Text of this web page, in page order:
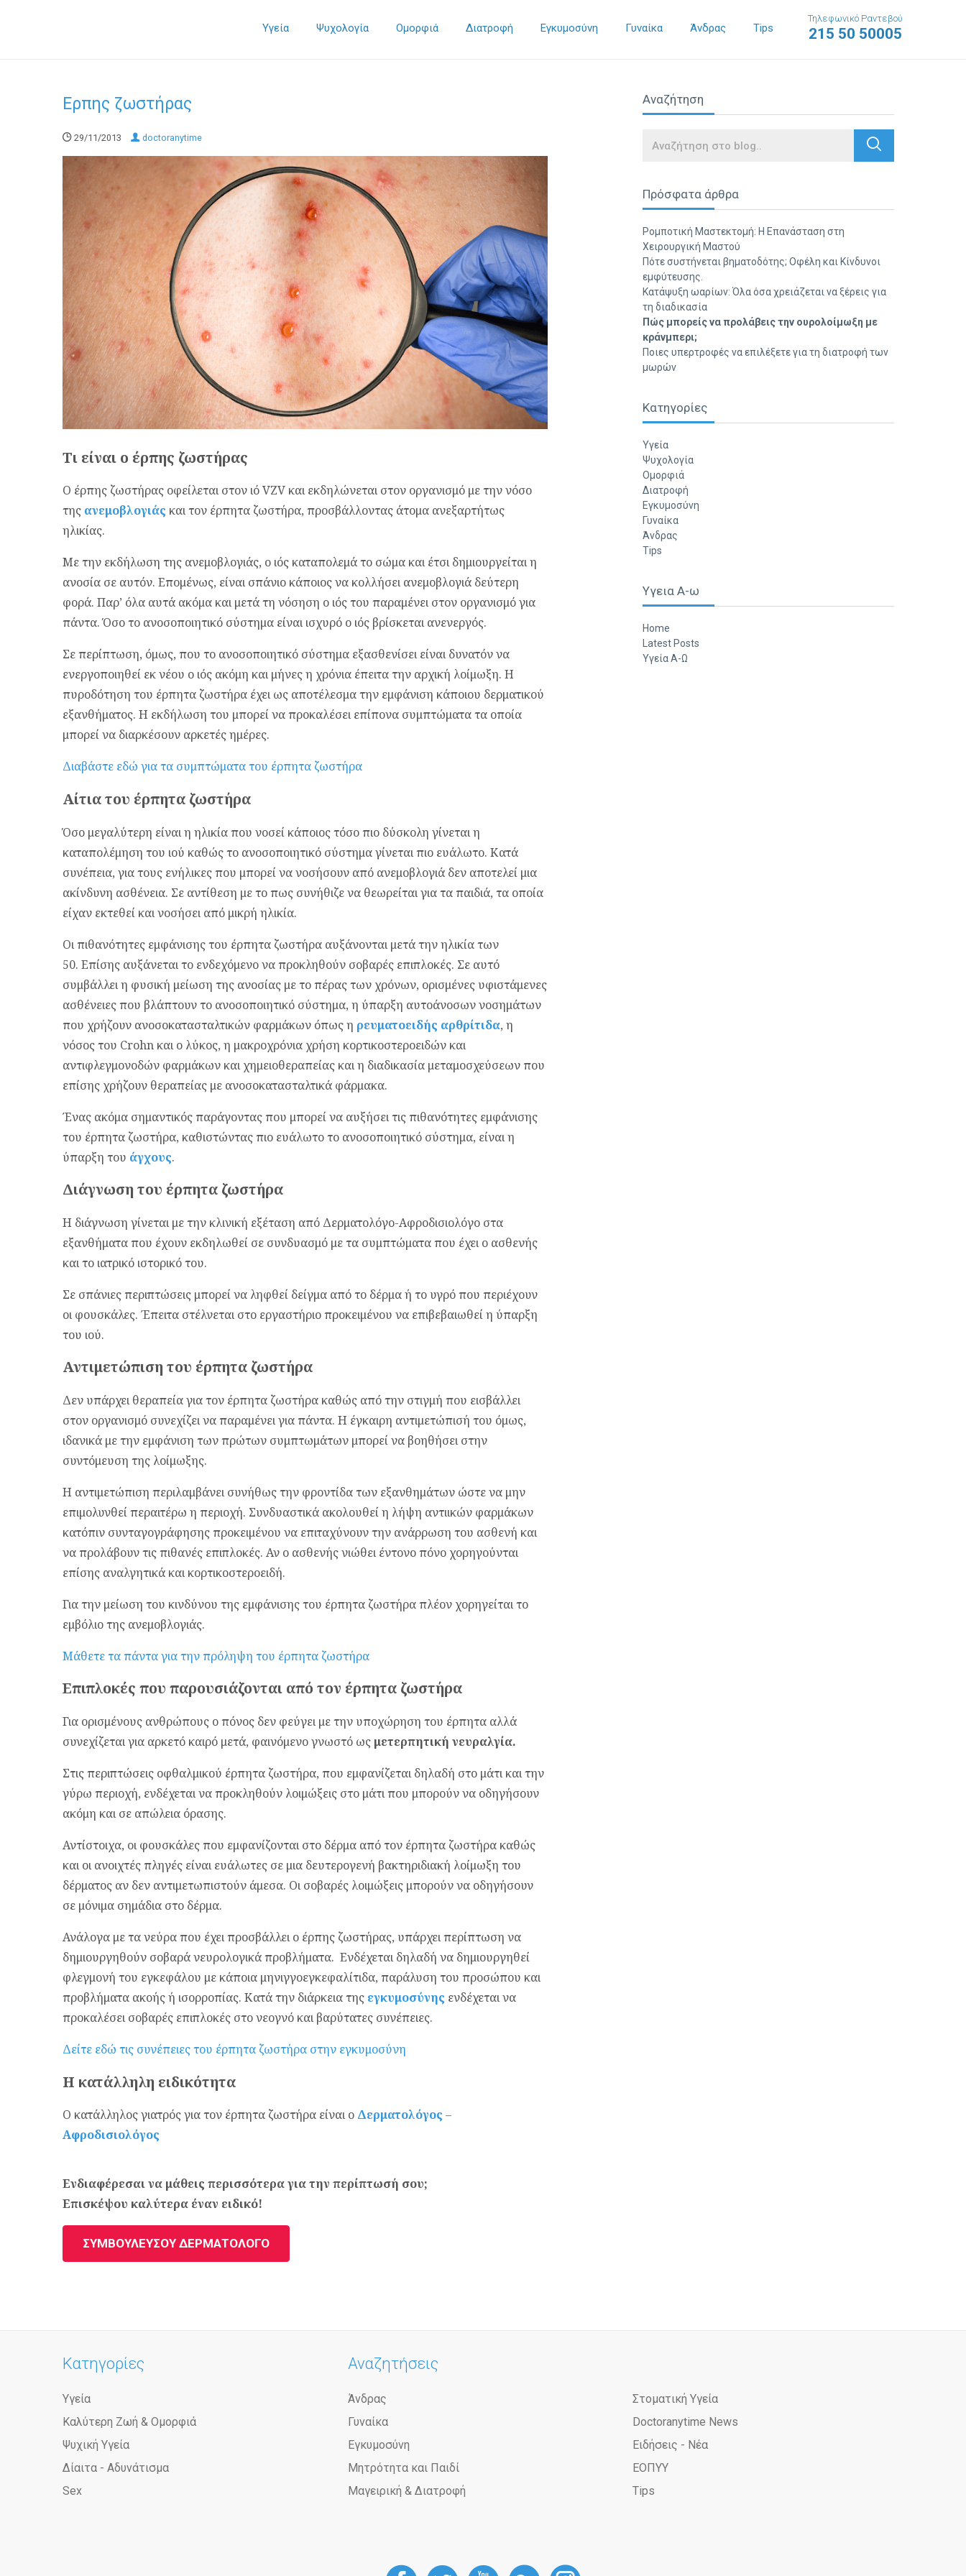
Υγεία Ψυχολογία Ομορφιά Διατροφή Εγκυμοσύνη Γυναίκα Άνδρας Tips
Τηλεφωνικό Ραντεβού
215 50 50005
Ερπης ζωστήρας
29/11/2013 doctoranytime
Τι είναι ο έρπης ζωστήρας
Ο έρπης ζωστήρας οφείλεται στον ιό VZV και εκδηλώνεται στον οργανισμό με την νόσο
της ανεμοβλογιάς και τον έρπητα ζωστήρα, προσβάλλοντας άτομα ανεξαρτήτως
ηλικίας.
Με την εκδήλωση της ανεμοβλογιάς, ο ιός καταπολεμά το σώμα και έτσι δημιουργείται η
ανοσία σε αυτόν. Επομένως, είναι σπάνιο κάποιος να κολλήσει ανεμοβλογιά δεύτερη
φορά. Παρ’ όλα αυτά ακόμα και μετά τη νόσηση ο ιός του παραμένει στον οργανισμό για
πάντα. Όσο το ανοσοποιητικό σύστημα είναι ισχυρό ο ιός βρίσκεται ανενεργός.
Σε περίπτωση, όμως, που το ανοσοποιητικό σύστημα εξασθενίσει είναι δυνατόν να
ενεργοποιηθεί εκ νέου ο ιός ακόμη και μήνες η χρόνια έπειτα την αρχική λοίμωξη. Η
πυροδότηση του έρπητα ζωστήρα έχει ως αποτέλεσμα την εμφάνιση κάποιου δερματικού
εξανθήματος. Η εκδήλωση του μπορεί να προκαλέσει επίπονα συμπτώματα τα οποία
μπορεί να διαρκέσουν αρκετές ημέρες.
Διαβάστε εδώ για τα συμπτώματα του έρπητα ζωστήρα
Aίτια του έρπητα ζωστήρα
Όσο μεγαλύτερη είναι η ηλικία που νοσεί κάποιος τόσο πιο δύσκολη γίνεται η
καταπολέμηση του ιού καθώς το ανοσοποιητικό σύστημα γίνεται πιο ευάλωτο. Κατά
συνέπεια, για τους ενήλικες που μπορεί να νοσήσουν από ανεμοβλογιά δεν αποτελεί μια
ακίνδυνη ασθένεια. Σε αντίθεση με το πως συνήθιζε να θεωρείται για τα παιδιά, τα οποία
είχαν εκτεθεί και νοσήσει από μικρή ηλικία.
Οι πιθανότητες εμφάνισης του έρπητα ζωστήρα αυξάνονται μετά την ηλικία των
50. Επίσης αυξάνεται το ενδεχόμενο να προκληθούν σοβαρές επιπλοκές. Σε αυτό
συμβάλλει η φυσική μείωση της ανοσίας με το πέρας των χρόνων, ορισμένες υφιστάμενες
ασθένειες που βλάπτουν το ανοσοποιητικό σύστημα, η ύπαρξη αυτοάνοσων νοσημάτων
που χρήζουν ανοσοκατασταλτικών φαρμάκων όπως η ρευματοειδής αρθρίτιδα, η
νόσος του Crohn και ο λύκος, η μακροχρόνια χρήση κορτικοστεροειδών και
αντιφλεγμονοδών φαρμάκων και χημειοθεραπείας και η διαδικασία μεταμοσχεύσεων που
επίσης χρήζουν θεραπείας με ανοσοκατασταλτικά φάρμακα.
Ένας ακόμα σημαντικός παράγοντας που μπορεί να αυξήσει τις πιθανότητες εμφάνισης
του έρπητα ζωστήρα, καθιστώντας πιο ευάλωτο το ανοσοποιητικό σύστημα, είναι η
ύπαρξη του άγχους.
Διάγνωση του έρπητα ζωστήρα
Η διάγνωση γίνεται με την κλινική εξέταση από Δερματολόγο-Αφροδισιολόγο στα
εξανθήματα που έχουν εκδηλωθεί σε συνδυασμό με τα συμπτώματα που έχει ο ασθενής
και το ιατρικό ιστορικό του.
Σε σπάνιες περιπτώσεις μπορεί να ληφθεί δείγμα από το δέρμα ή το υγρό που περιέχουν
οι φουσκάλες. Έπειτα στέλνεται στο εργαστήριο προκειμένου να επιβεβαιωθεί η ύπαρξη
του ιού.
Αντιμετώπιση του έρπητα ζωστήρα
Δεν υπάρχει θεραπεία για τον έρπητα ζωστήρα καθώς από την στιγμή που εισβάλλει
στον οργανισμό συνεχίζει να παραμένει για πάντα. Η έγκαιρη αντιμετώπισή του όμως,
ιδανικά με την εμφάνιση των πρώτων συμπτωμάτων μπορεί να βοηθήσει στην
συντόμευση της λοίμωξης.
Η αντιμετώπιση περιλαμβάνει συνήθως την φροντίδα των εξανθημάτων ώστε να μην
επιμολυνθεί περαιτέρω η περιοχή. Συνδυαστικά ακολουθεί η λήψη αντιικών φαρμάκων
κατόπιν συνταγογράφησης προκειμένου να επιταχύνουν την ανάρρωση του ασθενή και
να προλάβουν τις πιθανές επιπλοκές. Αν ο ασθενής νιώθει έντονο πόνο χορηγούνται
επίσης αναλγητικά και κορτικοστεροειδή.
Για την μείωση του κινδύνου της εμφάνισης του έρπητα ζωστήρα πλέον χορηγείται το
εμβόλιο της ανεμοβλογιάς.
Μάθετε τα πάντα για την πρόληψη του έρπητα ζωστήρα
Επιπλοκές που παρουσιάζονται από τον έρπητα ζωστήρα
Για ορισμένους ανθρώπους ο πόνος δεν φεύγει με την υποχώρηση του έρπητα αλλά
συνεχίζεται για αρκετό καιρό μετά, φαινόμενο γνωστό ως μετερπητική νευραλγία.
Στις περιπτώσεις οφθαλμικού έρπητα ζωστήρα, που εμφανίζεται δηλαδή στο μάτι και την
γύρω περιοχή, ενδέχεται να προκληθούν λοιμώξεις στο μάτι που μπορούν να οδηγήσουν
ακόμη και σε απώλεια όρασης.
Αντίστοιχα, οι φουσκάλες που εμφανίζονται στο δέρμα από τον έρπητα ζωστήρα καθώς
και οι ανοιχτές πληγές είναι ευάλωτες σε μια δευτερογενή βακτηριδιακή λοίμωξη του
δέρματος αν δεν αντιμετωπιστούν άμεσα. Οι σοβαρές λοιμώξεις μπορούν να οδηγήσουν
σε μόνιμα σημάδια στο δέρμα.
Ανάλογα με τα νεύρα που έχει προσβάλλει ο έρπης ζωστήρας, υπάρχει περίπτωση να
δημιουργηθούν σοβαρά νευρολογικά προβλήματα. Ενδέχεται δηλαδή να δημιουργηθεί
φλεγμονή του εγκεφάλου με κάποια μηνιγγοεγκεφαλίτιδα, παράλυση του προσώπου και
προβλήματα ακοής ή ισορροπίας. Κατά την διάρκεια της εγκυμοσύνης ενδέχεται να
προκαλέσει σοβαρές επιπλοκές στο νεογνό και βαρύτατες συνέπειες.
Δείτε εδώ τις συνέπειες του έρπητα ζωστήρα στην εγκυμοσύνη
Η κατάλληλη ειδικότητα
Ο κατάλληλος γιατρός για τον έρπητα ζωστήρα είναι ο Δερματολόγος –
Αφροδισιολόγος
Ενδιαφέρεσαι να μάθεις περισσότερα για την περίπτωσή σου;
Επισκέψου καλύτερα έναν ειδικό!
ΣΥΜΒΟΥΛΕΥΣΟΥ ΔΕΡΜΑΤΟΛΟΓΟ
Αναζήτηση
Search
Πρόσφατα άρθρα
Ρομποτική Μαστεκτομή: Η Επανάσταση στη
Χειρουργική Μαστού
Πότε συστήνεται βηματοδότης; Οφέλη και Κίνδυνοι
εμφύτευσης.
Κατάψυξη ωαρίων: Όλα όσα χρειάζεται να ξέρεις για
τη διαδικασία
Πώς μπορείς να προλάβεις την ουρολοίμωξη με
κράνμπερι;
Ποιες υπερτροφές να επιλέξετε για τη διατροφή των
μωρών
Κατηγορίες
Υγεία
Ψυχολογία
Ομορφιά
Διατροφή
Εγκυμοσύνη
Γυναίκα
Άνδρας
Tips
Υγεια Α-ω
Home
Latest Posts
Υγεία Α-Ω
Κατηγορίες
Υγεία
Καλύτερη Ζωή & Ομορφιά
Ψυχική Υγεία
Δίαιτα - Αδυνάτισμα
Sex
Αναζητήσεις
Άνδρας
Γυναίκα
Εγκυμοσύνη
Μητρότητα και Παιδί
Μαγειρική & Διατροφή
Στοματική Υγεία
Doctoranytime News
Ειδήσεις - Νέα
ΕΟΠΥΥ
Tips